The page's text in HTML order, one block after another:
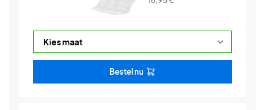
Bestel nu